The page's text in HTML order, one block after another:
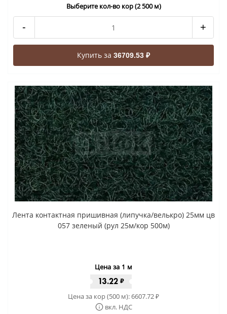
Выберите кол-во кор (2 500 м)
- +
Купить за 36709.53 ₽
Лента контактная пришивная (липучка/велькро) 25мм цв
057 зеленый (рул 25м/кор 500м)
Цена за 1 м
13.22 ₽
Цена за кор (500 м):6607.72₽
вкл. НДС